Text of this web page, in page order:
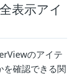
表示アイ
のアイテ
を確認できる関